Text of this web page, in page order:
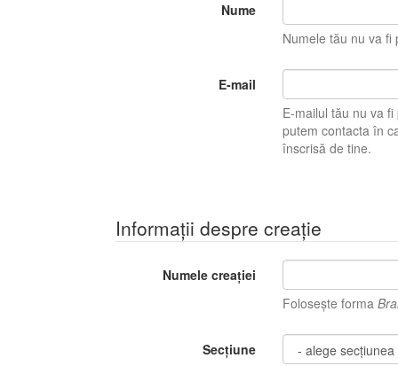
Nume
Numele tău nu va fi
E-mail
E-mailul tău nu va fi
putem contacta în
înscrisă de tine.
Informații despre creație
Numele creației
Folosește forma
Secțiune